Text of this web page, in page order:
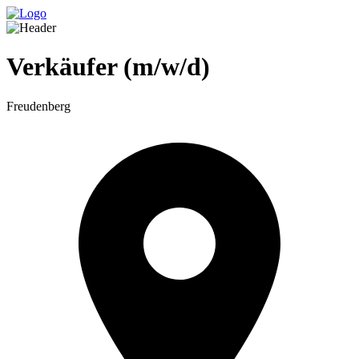
Verkäufer (m/w/d)
Freudenberg